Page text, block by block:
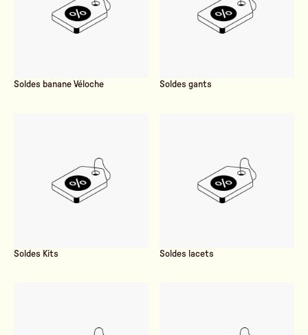
Soldes banane Véloche Soldes gants
Soldes Kits Soldes lacets